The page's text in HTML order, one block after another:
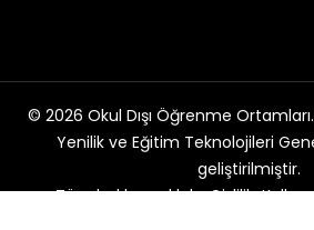
© 2026 Okul Dışı Öğrenme
Yenilik ve Eğitim Teknolojileri
geliştirilmiştir.
Tüm hakları saklıdır. Gizlilik,